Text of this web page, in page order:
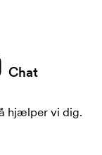
Chat
hjælper vi dig.